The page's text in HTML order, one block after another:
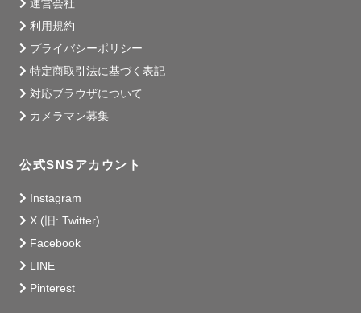
運営会社
利用規約
プライバシーポリシー
特定商取引法に基づく表記
対応ブラウザについて
カメラマン募集
公式SNSアカウント
Instagram
X (旧: Twitter)
Facebook
LINE
Pinterest